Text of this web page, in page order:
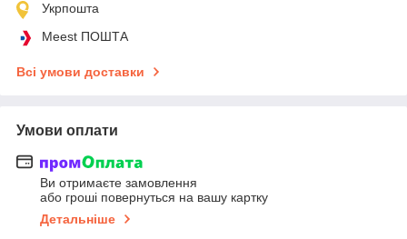
Укрпошта
Meest ПОШТА
Всі умови доставки
Умови оплати
Ви отримаєте замовлення
або гроші повернуться на вашу картку
Детальніше